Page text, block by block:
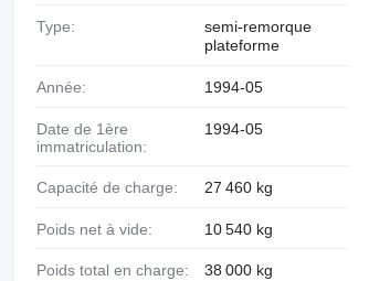
Type:
semi-remorque
plateforme
Année: 1994-05
Date de 1ère
immatriculation:
1994-05
Capacité de charge: 27 460 kg
Poids net à vide: 10 540 kg
Poids total en charge: 38 000 kg